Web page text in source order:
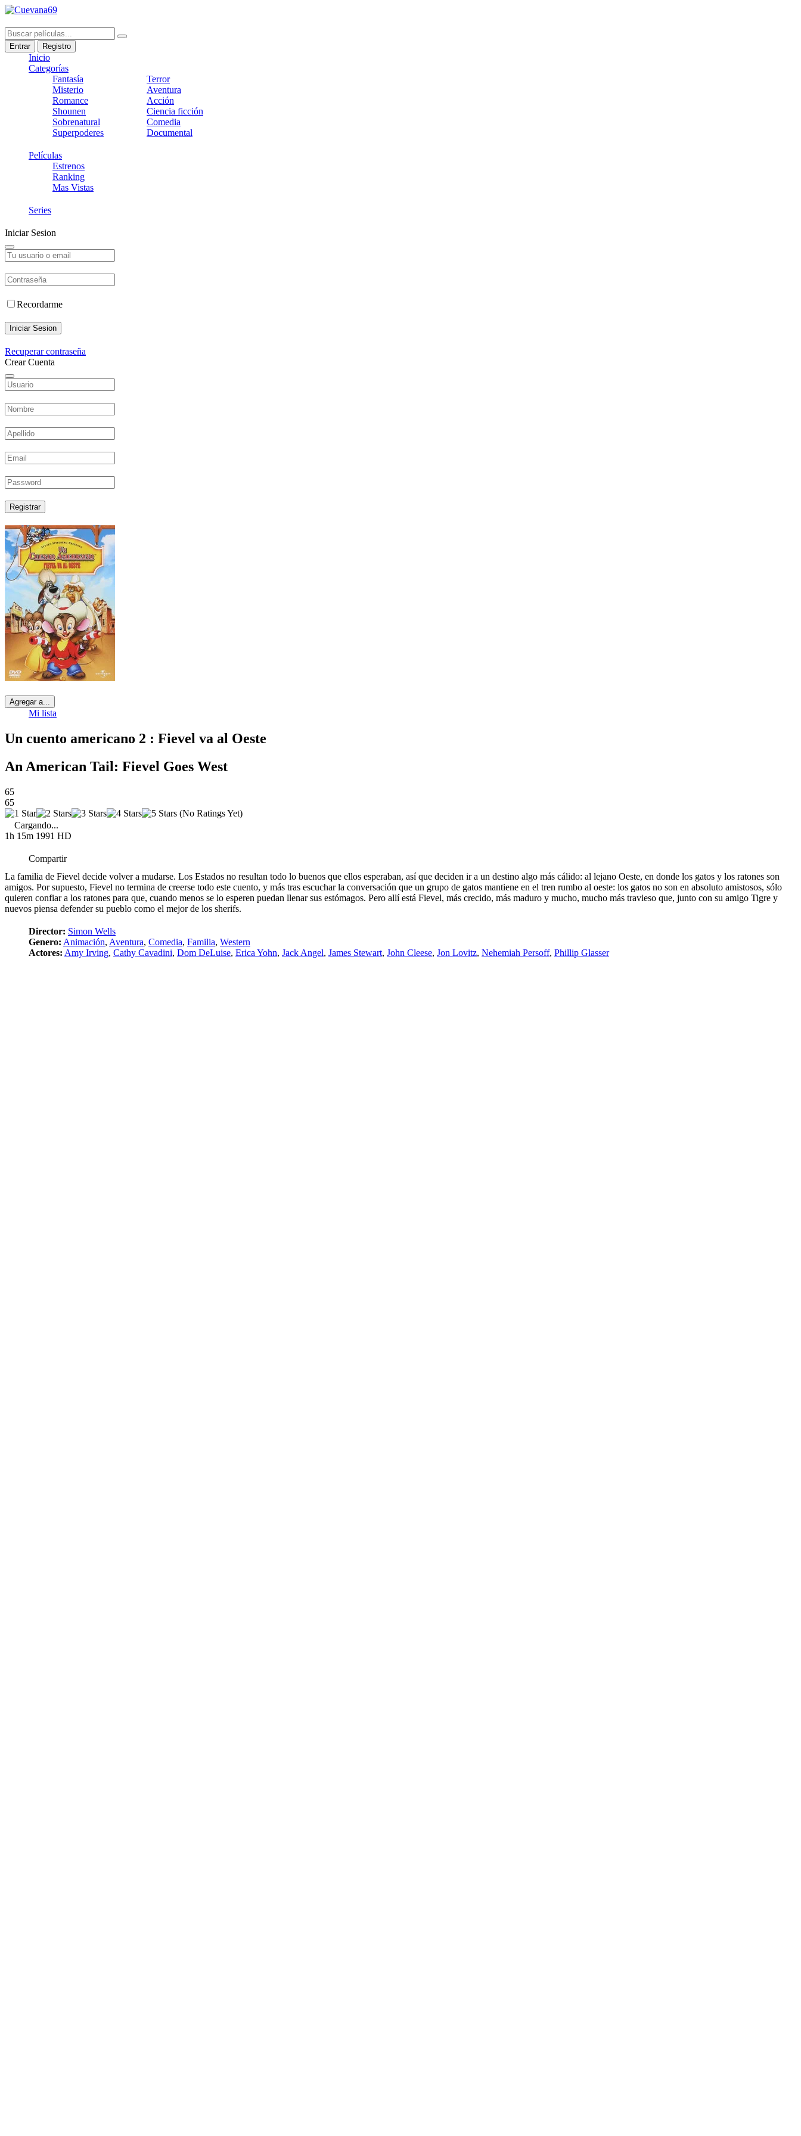
Entrar Registro
Inicio
Categorías
Fantasía
Misterio
Romance
Shounen
Sobrenatural
Superpoderes
Terror
Aventura
Acción
Ciencia ficción
Comedia
Documental
Películas
Estrenos
Ranking
Mas Vistas
Series
Iniciar Sesion
Recordarme
Iniciar Sesion
Recuperar contraseña
Crear Cuenta
Registrar
Agregar a...
Mi lista
Un cuento americano 2 : Fievel va al Oeste
An American Tail: Fievel Goes West
65
65
(No Ratings Yet)
Cargando...
1h 15m 1991 HD
Compartir
La familia de Fievel decide volver a mudarse. Los Estados no resultan todo lo buenos que ellos esperaban, así que deciden ir a un destino algo más cálido: al lejano Oeste, en donde los gatos y los ratones son
amigos. Por supuesto, Fievel no termina de creerse todo este cuento, y más tras escuchar la conversación que un grupo de gatos mantiene en el tren rumbo al oeste: los gatos no son en absoluto amistosos, sólo
quieren confiar a los ratones para que, cuando menos se lo esperen puedan llenar sus estómagos. Pero allí está Fievel, más crecido, más maduro y mucho, mucho más travieso que, junto con su amigo Tigre y
nuevos piensa defender su pueblo como el mejor de los sherifs.
Director: Simon Wells
Genero: Animación, Aventura, Comedia, Familia, Western
Actores: Amy Irving, Cathy Cavadini, Dom DeLuise, Erica Yohn, Jack Angel, James Stewart, John Cleese, Jon Lovitz, Nehemiah Persoff, Phillip Glasser